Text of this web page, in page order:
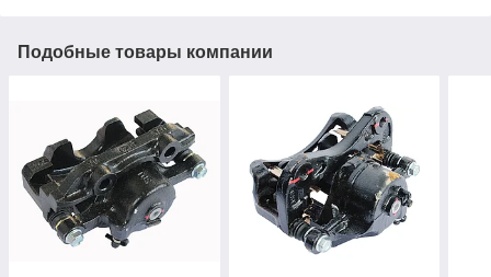
Подобные товары компании